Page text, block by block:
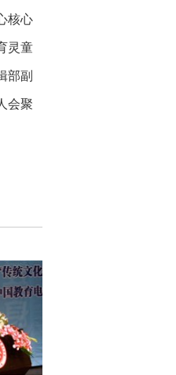
核心
灵童
部副
会聚